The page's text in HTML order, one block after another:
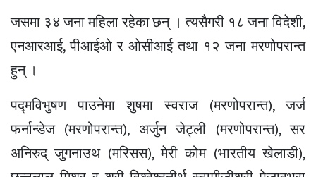
जसमा ३४ जना महिला रहेका छन् । त्यसैगरी १८ जना विदेशी,
एनआरआई, पीआईओ र ओसीआई तथा १२ जना मरणोपरान्त
हुन् ।
पद्मविभुषण पाउनेमा शुषमा स्वराज (मरणोपरान्त), जर्ज
फर्नान्डेज (मरणोपरान्त), अर्जुन जेट्ली (मरणोपरान्त), सर
अनिरुद् जुगनाउथ (मरिसस), मेरी कोम (भारतीय खेलाडी),